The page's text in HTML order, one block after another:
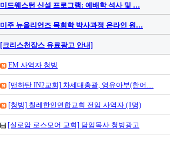
미드웨스턴 신설 프로그램: 예배학 석사 및 …
미주 뉴올리언즈 목회학 박사과정 온라인 원…
[크리스천잡스 유료광고 안내]
EM 사역자 청빙
[맨하탄 IN2교회] 차세대총괄, 영유아부(한어…
[청빙] 칠레한인연합교회 전임 사역자 (1명)
[실로암 로스모어 교회] 담임목사 청빙광고